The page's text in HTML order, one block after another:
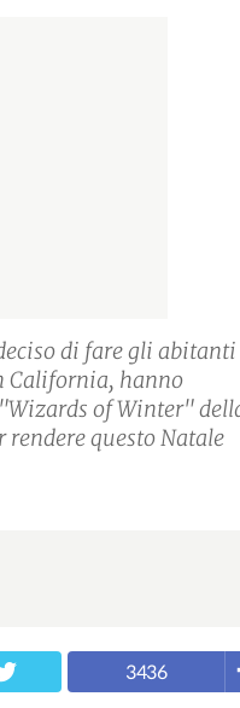
di fare gli
California, hanno
of Winter"
questo Natale
3436